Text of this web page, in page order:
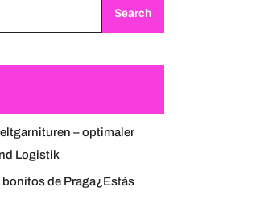
Search
– optimaler
Logistik
de Praga¿Estás